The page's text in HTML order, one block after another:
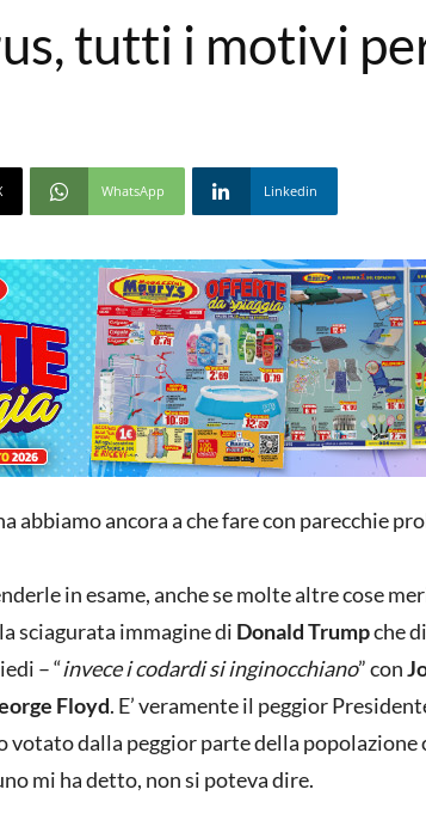
tutti i motivi
WhatsApp Linkedin
abbiamo ancora a che fare con parecchie
in esame, anche se molte altre cose
sciagurata immagine di Donald Trumpche
– “invece i codardi si inginocchiano” con
Floyd. E’ veramente il peggior
votato dalla peggior parte della popolazione
mi ha detto, non si poteva dire.